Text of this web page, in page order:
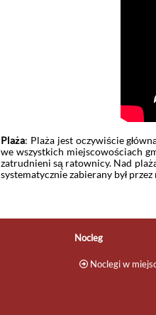
Plaża: Plaża jest oczywiście
we wszystkich miejscowościach
zatrudnieni są ratownicy. Nad
systematycznie zabierany był przez
Nocleg
Noclegi w